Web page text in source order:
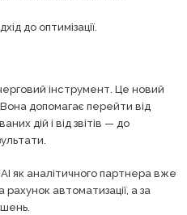
до оптимізації.
інструмент. Це новий
допомагає перейти від
дій і від звітів — до
як аналітичного партнера вже
автоматизації, а за